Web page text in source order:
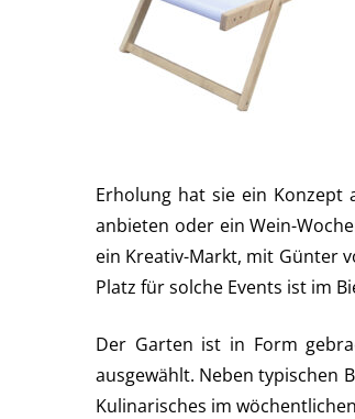
Erholung hat sie ein Konzept
anbieten oder ein Wein-
ein Kreativ-Markt, mit Günter
Platz für solche Events ist im
Der Garten ist in Form
ausgewählt. Neben typischen
Kulinarisches im